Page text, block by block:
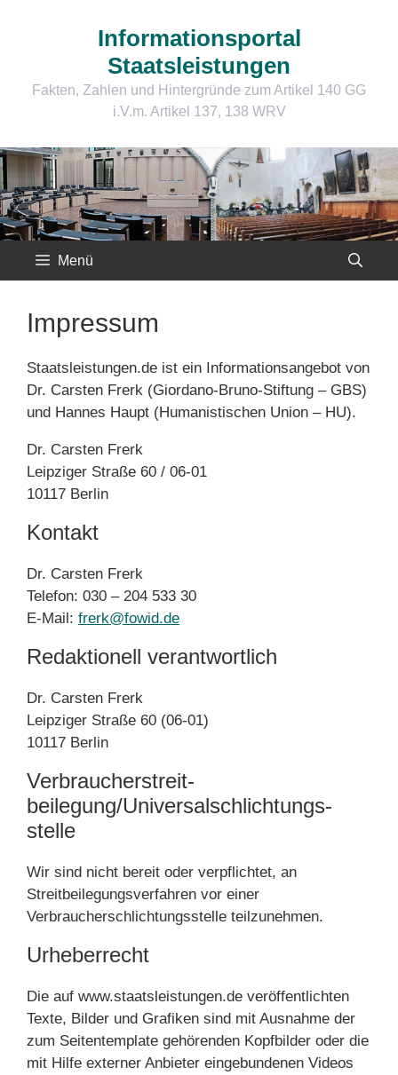
Informationsportal
Staatsleistungen
Fakten, Zahlen und Hintergründe zum Artikel 140 GG
i.V.m. Artikel 137, 138 WRV
Menü
Impressum
Staatsleistungen.de ist ein Informationsangebot von
Dr. Carsten Frerk (Giordano-Bruno-Stiftung – GBS)
und Hannes Haupt (Humanistischen Union – HU).
Dr. Carsten Frerk
Leipziger Straße 60 / 06-01
10117 Berlin
Kontakt
Dr. Carsten Frerk
Telefon: 030 – 204 533 30
E-Mail: frerk@fowid.de
Redaktionell verantwortlich
Dr. Carsten Frerk
Leipziger Straße 60 (06-01)
10117 Berlin
Verbraucher­streit­
beilegung/Universal­schlichtungs­
stelle
Wir sind nicht bereit oder verpflichtet, an
Streitbeilegungsverfahren vor einer
Verbraucherschlichtungsstelle teilzunehmen.
Urheberrecht
Die auf www.staatsleistungen.de veröffentlichten
Texte, Bilder und Grafiken sind mit Ausnahme der
zum Seitentemplate gehörenden Kopfbilder oder die
mit Hilfe externer Anbieter eingebundenen Videos